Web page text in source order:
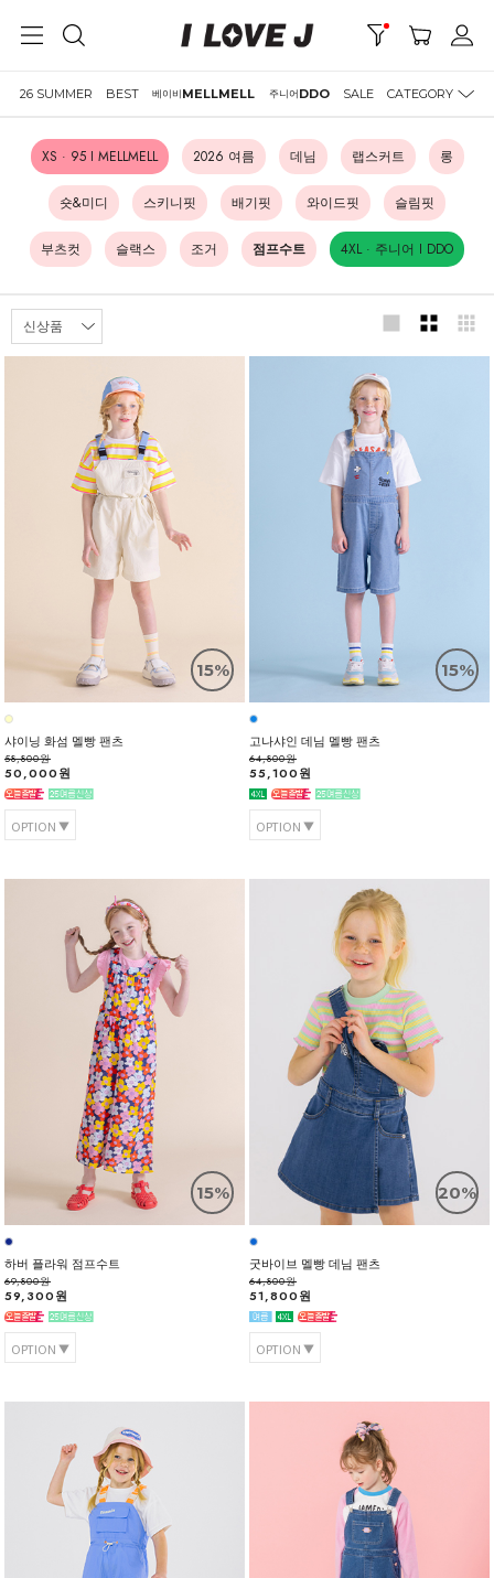
26 SUMMER BEST 베이비MELLMELL 주니어DDO SALE CATEGORY
XS · 95 I MELLMELL 2026 여름 데님 랩스커트 롱
숏&미디 스키니핏 배기핏 와이드핏 슬림핏
부츠컷 슬랙스 조거 점프수트 4XL · 주니어 I DDO
15%
샤이닝 화섬 멜빵 팬츠
58,800원
50,000원
OPTION
15%
고나샤인 데님 멜빵 팬츠
64,800원
55,100원
OPTION
15%
하버 플라워 점프수트
69,800원
59,300원
OPTION
20%
굿바이브 멜빵 데님 팬츠
64,800원
51,800원
OPTION